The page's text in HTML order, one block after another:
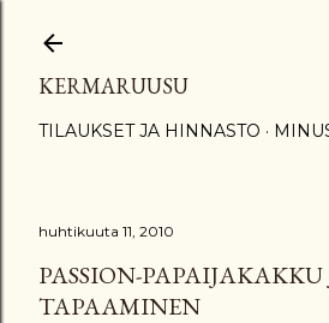
KERMARUUSU
TILAUKSET JA HINNASTO
huhtikuuta 11, 2010
PASSION-PAPAIJAKAKKU
TAPAAMINEN